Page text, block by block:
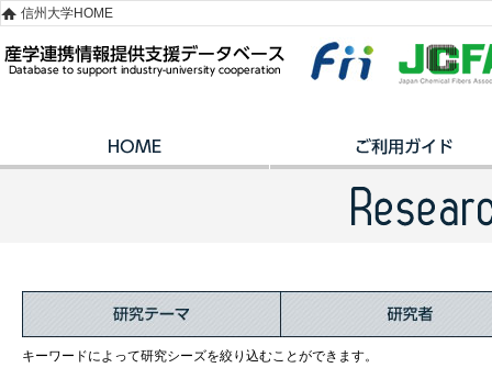
信州大学HOME
キーワードによって研究シーズを絞り込むことができます。